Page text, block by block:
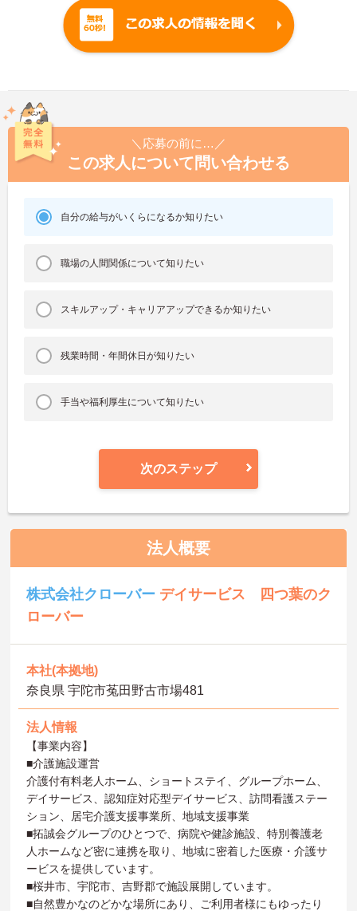
＼応募の前に…／
この求人について問い合わせる
自分の給与がいくらになるか知りたい
職場の人間関係について知りたい
スキルアップ・キャリアアップできるか知りたい
残業時間・年間休日が知りたい
手当や福利厚生について知りたい
次のステップ
法人概要
株式会社クローバー デイサービス 四つ葉のク
ローバー
本社(本拠地)
奈良県 宇陀市菟田野古市場481
法人情報
【事業内容】
■介護施設運営
介護付有料老人ホーム、ショートステイ、グループホーム、
デイサービス、認知症対応型デイサービス、訪問看護ステー
ション、居宅介護支援事業所、地域支援事業
■拓誠会グループのひとつで、病院や健診施設、特別養護老
人ホームなど密に連携を取り、地域に密着した医療・介護サ
ービスを提供しています。
■桜井市、宇陀市、吉野郡で施設展開しています。
■自然豊かなのどかな場所にあり、ご利用者様にもゆったり